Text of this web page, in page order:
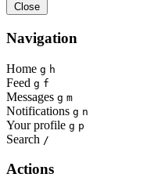
Close
Navigation
Home g h
Feed g f
Messages g m
Notifications g n
Your profile g p
Search /
Actions